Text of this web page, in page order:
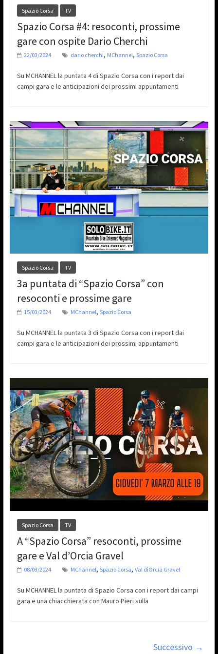
Spazio Corsa TV
Spazio Corsa #4: resoconti, prossime
gare con ospite Dario Cherchi
22/03/2024 dario cherchi, MChannel, Spazio Corsa
Su MCHANNEL la puntata 4 di Spazio Corsa con i report dai
campi gara e le anticipazioni dei prossimi appuntamenti
Spazio Corsa TV
3a puntata di “Spazio Corsa” con
resoconti e prossime gare
15/03/2024 MChannel, Spazio Corsa
Su MCHANNEL la puntata 3 di Spazio Corsa con i report dai
campi gara e le anticipazioni dei prossimi appuntamenti
Spazio Corsa TV
A “Spazio Corsa” resoconti, prossime
gare e Val d’Orcia Gravel
08/03/2024 MChannel, Spazio Corsa, Val dìOrcia Gravel
Su MCHANNEL la puntata di Spazio Corsa con i report dai campi
gara e una chiacchierata con Mauro Pieri sulla
Successivo →